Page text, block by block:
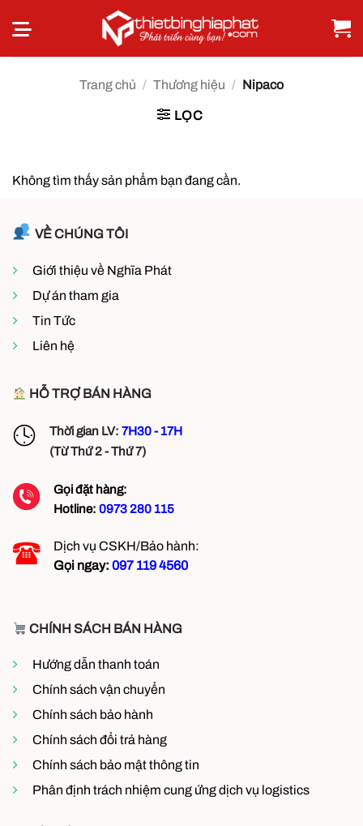
qua
Trang chủ / Thương hiệu / Nipaco
LỌC
Không tìm thấy sản phẩm bạn đang cần.
VỀ CHÚNG TÔI
Giới thiệu về Nghĩa Phát
Dự án tham gia
Tin Tức
Liên hệ
HỖ TRỢ BÁN HÀNG
Thời gian LV: 7H30 - 17H
(Từ Thứ 2 - Thứ 7)
Gọi đặt hàng:
Hotline: 0973 280 115
Dịch vụ CSKH/Bảo hành:
Gọi ngay: 097 119 4560
CHÍNH SÁCH BÁN HÀNG
Hướng dẫn thanh toán
Chính sách vận chuyển
Chính sách bảo hành
Chính sách đổi trả hàng
Chính sách bảo mật thông tin
Phân định trách nhiệm cung ứng dịch vụ logistics